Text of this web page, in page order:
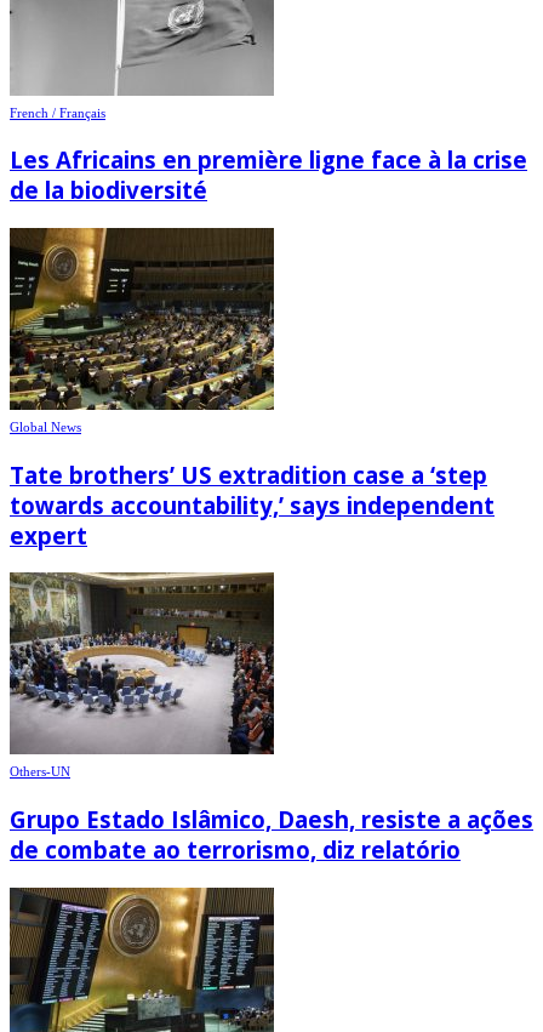
French / Français
Les Africains en première ligne face à la crise
de la biodiversité
Global News
Tate brothers’ US extradition case a ‘step
towards accountability,’ says independent
expert
Others-UN
Grupo Estado Islâmico, Daesh, resiste a ações
de combate ao terrorismo, diz relatório